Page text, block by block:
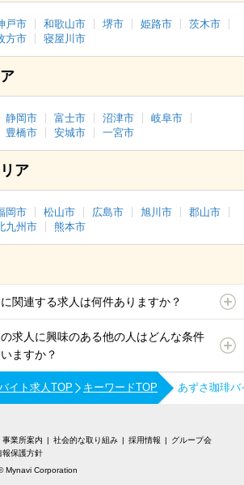
戸市 和歌山市 堺市 姫路市
茨木市
方市 寝屋川市
静岡市 富士市 沼津市
岐阜市
豊橋市 安城市 一宮市
ア
岡市 松山市 広島市 旭川市
郡山市
九州市 熊本市
関連する求人は何件ありますか？
求人に興味のある他の人はどんな条件
ますか？
イト求人TOP キーワードTOP あずさ珈琲バ
事業所案内 社会的な取り組み 採用情報
グループ会
報保護方針
Mynavi Corporation